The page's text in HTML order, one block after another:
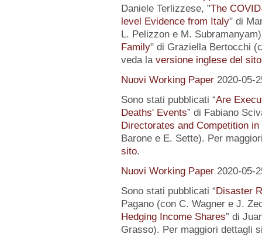
Daniele Terlizzese, "The
level Evidence from Italy" di
L. Pelizzon e M.
Family" di Graziella Bertocchi
veda la versione inglese del sito
Nuovi Working Paper 2020-05-
Sono stati pubblicati “Are
Deaths' Events” di Fabiano
Directorates and Competition in
Barone e E. Sette). Per
sito.
Nuovi Working Paper 2020-05-
Sono stati pubblicati “Disaster
Pagano (con C. Wagner e J.
Hedging Income Shares” di
Grasso). Per maggiori dettagli